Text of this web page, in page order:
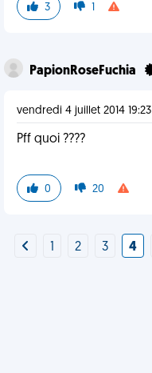
3 1
PapionRoseFuchia
vendredi 4 juillet 2014 19:23
Pff quoi ????
0 20
2 3 4